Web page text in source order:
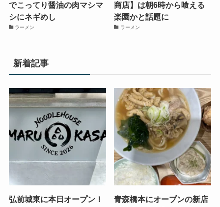
でこってり醤油の肉マシマ
シにネギめし
ラーメン
商店】は朝6時から喰える
楽園かと話題に
ラーメン
新着記事
弘前城東に本日オープン！
青森橋本にオープンの新店